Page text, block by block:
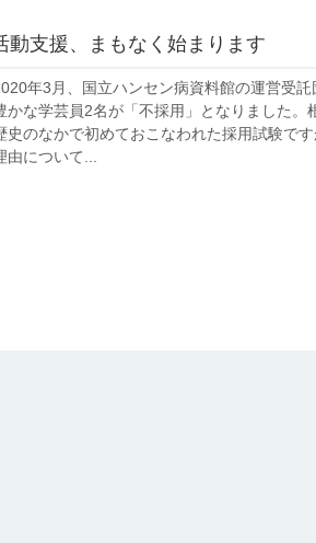
動支援、まもなく始まります
年3月、国立ハンセン病資料館の運営受
かな学芸員2名が「不採用」となりました。
史のなかで初めておこなわれた採用試験で
由について...